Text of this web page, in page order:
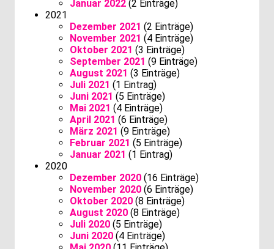
Januar 2022 (2 Einträge)
2021
Dezember 2021 (2 Einträge)
November 2021 (4 Einträge)
Oktober 2021 (3 Einträge)
September 2021 (9 Einträge)
August 2021 (3 Einträge)
Juli 2021 (1 Eintrag)
Juni 2021 (5 Einträge)
Mai 2021 (4 Einträge)
April 2021 (6 Einträge)
März 2021 (9 Einträge)
Februar 2021 (5 Einträge)
Januar 2021 (1 Eintrag)
2020
Dezember 2020 (16 Einträge)
November 2020 (6 Einträge)
Oktober 2020 (8 Einträge)
August 2020 (8 Einträge)
Juli 2020 (5 Einträge)
Juni 2020 (4 Einträge)